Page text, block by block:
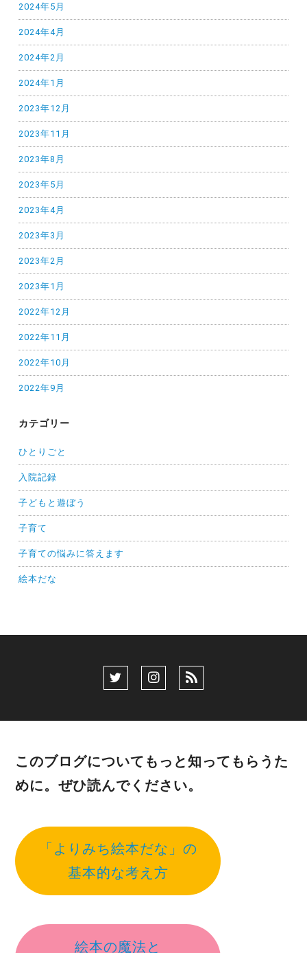
2024年5月
2024年4月
2024年2月
2024年1月
2023年12月
2023年11月
2023年8月
2023年5月
2023年4月
2023年3月
2023年2月
2023年1月
2022年12月
2022年11月
2022年10月
2022年9月
カテゴリー
ひとりごと
入院記録
子どもと遊ぼう
子育て
子育ての悩みに答えます
絵本だな
このブログについてもっと知ってもらうた
めに。ぜひ読んでください。
「よりみち絵本だな」の
基本的な考え方
絵本の魔法と